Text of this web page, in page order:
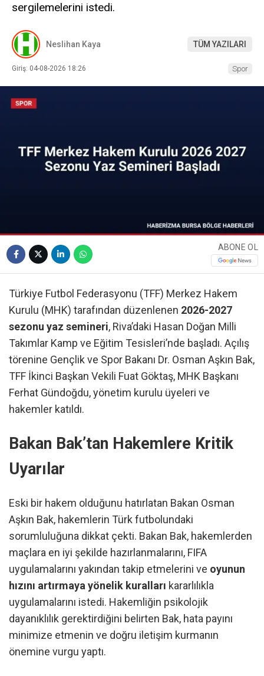
sergilemelerini istedi.
Neslihan Kaya TÜM YAZILARI
Giriş: 04-08-2026 18:26 Spor
ABONE OL
Türkiye Futbol Federasyonu (TFF) Merkez Hakem
Kurulu (MHK) tarafından düzenlenen 2026-2027
sezonu yaz semineri, Riva’daki Hasan Doğan Milli
Takımlar Kamp ve Eğitim Tesisleri’nde başladı. Açılış
törenine Gençlik ve Spor Bakanı Dr. Osman Aşkın Bak,
TFF İkinci Başkan Vekili Fuat Göktaş, MHK Başkanı
Ferhat Gündoğdu, yönetim kurulu üyeleri ve
hakemler katıldı.
Bakan Bak’tan Hakemlere Kritik
Uyarılar
Eski bir hakem olduğunu hatırlatan Bakan Osman
Aşkın Bak, hakemlerin Türk futbolundaki
sorumluluğuna dikkat çekti. Bakan Bak, hakemlerden
maçlara en iyi şekilde hazırlanmalarını, FIFA
uygulamalarını yakından takip etmelerini ve oyunun
hızını artırmaya yönelik kuralları kararlılıkla
uygulamalarını istedi. Hakemliğin psikolojik
dayanıklılık gerektirdiğini belirten Bak, hata payını
minimize etmenin ve doğru iletişim kurmanın
önemine vurgu yaptı.